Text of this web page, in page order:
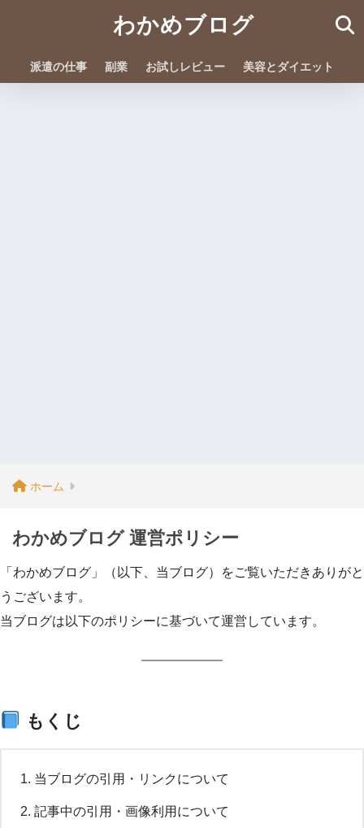
わかめブログ
派遣の仕事 副業 お試しレビュー 美容とダイエット
ホーム
わかめブログ 運営ポリシー
「わかめブログ」（以下、当ブログ）をご覧いただきありがと
うございます。
当ブログは以下のポリシーに基づいて運営しています。
もくじ
当ブログの引用・リンクについて
記事中の引用・画像利用について